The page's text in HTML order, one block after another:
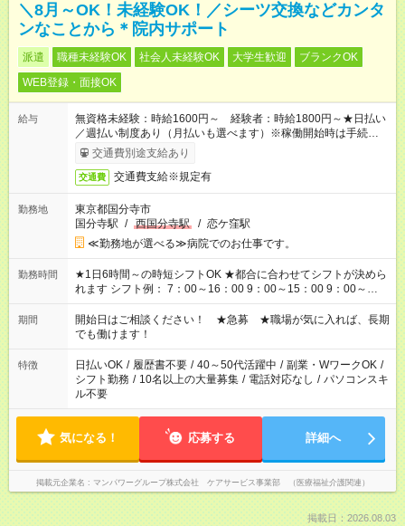
＼8月～OK！未経験OK！／シーツ交換などカンタ
ンなことから＊院内サポート
派遣 職種未経験OK 社会人未経験OK 大学生歓迎
ブランクOK
WEB登録・面接OK
給与
無資格未経験：時給1600円～ 経験者：時給1800円～★日払い
／週払い制度あり（月払いも選べます）※稼働開始時は手続き完
了次第のお支払いとなります。
交通費別途支給あり
交通費 交通費支給※規定有
勤務地
東京都国分寺市
国分寺駅 / 西国分寺駅 / 恋ケ窪駅
≪勤務地が選べる≫病院でのお仕事です。
勤務時間
★1日6時間～の時短シフトOK ★都合に合わせてシフトが決めら
れます シフト例： 7：00～16：00 9：00～15：00 9：00～
18：00 11：00～20：00 など ※Wワークの場合、他のお仕事と
合わせ週40時間超の就業はご案内できません ※法令に基づき、
週20時間以上勤務は社会保険への加入対象となります ※労働者
派遣法（日雇い派遣の原則禁止）により、短時間・短期間の就
業はご案内が難しい場合があります
期間
開始日はご相談ください！ ★急募 ★職場が気に入れば、長期
でも働けます！
特徴 日払いOK / 履歴書不要 / 40～50代活躍中 / 副業・WワークOK /
シフト勤務 / 10名以上の大量募集 / 電話対応なし / パソコンスキ
ル不要
気になる！ 応募する 詳細へ
掲載元企業名 マンパワーグループ株式会社 ケアサービス事業部 （医療福祉介護関連）
掲載日：2026.08.03